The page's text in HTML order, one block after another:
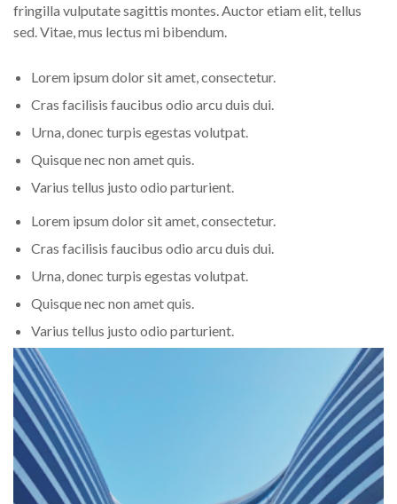
fringilla vulputate sagittis montes. Auctor etiam elit, tellus
sed. Vitae, mus lectus mi bibendum.
Lorem ipsum dolor sit amet, consectetur.
Cras facilisis faucibus odio arcu duis dui.
Urna, donec turpis egestas volutpat.
Quisque nec non amet quis.
Varius tellus justo odio parturient.
Lorem ipsum dolor sit amet, consectetur.
Cras facilisis faucibus odio arcu duis dui.
Urna, donec turpis egestas volutpat.
Quisque nec non amet quis.
Varius tellus justo odio parturient.